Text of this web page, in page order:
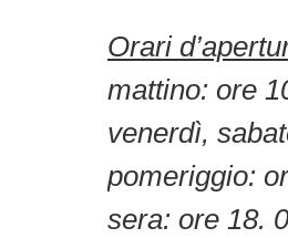
Orari
mattino: ore
venerdì,
pomeriggio:
sera: ore 18.